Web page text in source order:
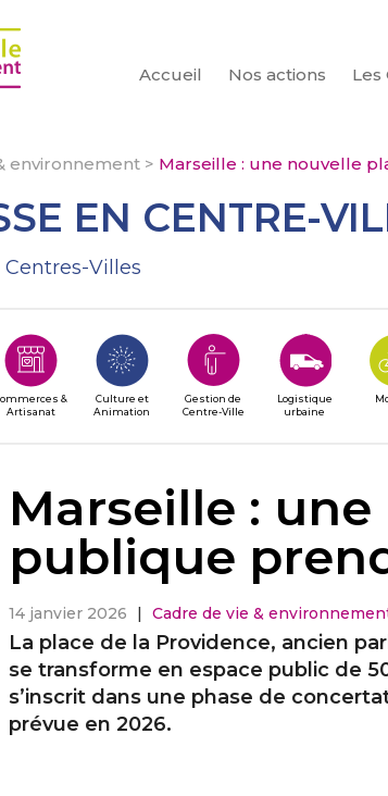
Accueil Nos actions Les
environnement > Marseille : une nouvelle
EN CENTRE-
Villes
&
Artisanat
Culture et
Animation
Gestion de
Centre-Ville
Logistique
urbaine
Marseille :
publique
14 janvier 2026 | Cadre de vie &
La place de la Providence, ancien
se transforme en espace public de
s’inscrit dans une phase de
prévue en 2026.